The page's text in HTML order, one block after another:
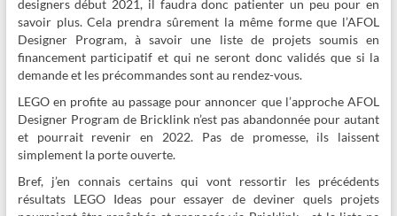
designers début 2021, il faudra donc patienter un peu pour en
savoir plus. Cela prendra sûrement la même forme que l’AFOL
Designer Program, à savoir une liste de projets soumis en
financement participatif et qui ne seront donc validés que si la
demande et les précommandes sont au rendez-vous.
LEGO en profite au passage pour annoncer que l’approche AFOL
Designer Program de Bricklink n’est pas abandonnée pour autant
et pourrait revenir en 2022. Pas de promesse, ils laissent
simplement la porte ouverte.
Bref, j’en connais certains qui vont ressortir les précédents
résultats LEGO Ideas pour essayer de deviner quels projets